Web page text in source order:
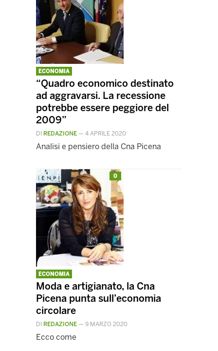
ECONOMIA
“Quadro economico destinato
ad aggravarsi. La recessione
potrebbe essere peggiore del
2009”
DI REDAZIONE — 4 APRILE 2020
Analisi e pensiero della Cna Picena
0
ECONOMIA
Moda e artigianato, la Cna
Picena punta sull’economia
circolare
DI REDAZIONE — 9 MARZO 2020
Ecco come